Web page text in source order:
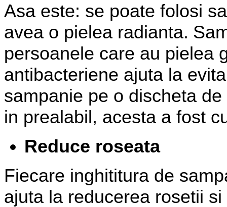
Asa este: se poate folosi
avea o pielea radianta.
persoanele care au pielea
antibacteriene ajuta la
sampanie pe o discheta
in prealabil, acesta a fost
Reduce roseata
Fiecare inghititura de
ajuta la reducerea rosetii